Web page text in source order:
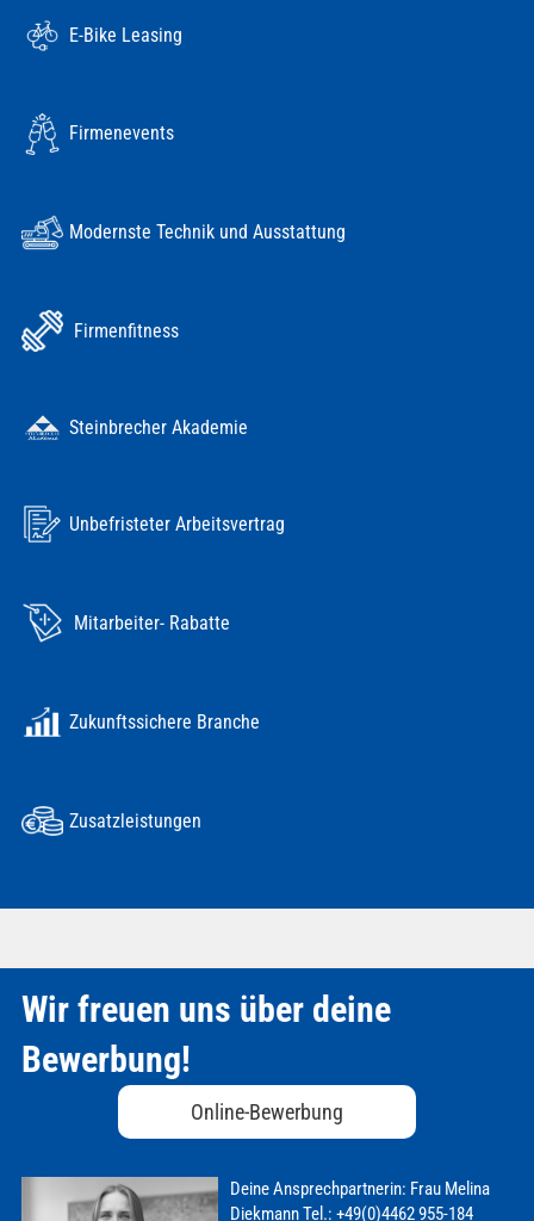
E-Bike Leasing
Firmenevents
Modernste Technik und Ausstattung
Firmenfitness
Steinbrecher Akademie
Unbefristeter Arbeitsvertrag
Mitarbeiter- Rabatte
Zukunftssichere Branche
Zusatzleistungen
Wir freuen uns über deine
Bewerbung!
Online-Bewerbung
Deine Ansprechpartnerin: Frau Melina
DiekmannTel.: +49(0)4462 955-184